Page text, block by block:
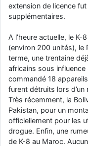
extension de licence
supplémentaires.
A l’heure actuelle, le
(environ 200 unités), le
terme, une trentaine
africains sous
commandé 18
furent détruits lors d’un
Très récemment, la
Pakistan, pour un
officiellement pour les
drogue. Enfin, une
de K-8 au Maroc.